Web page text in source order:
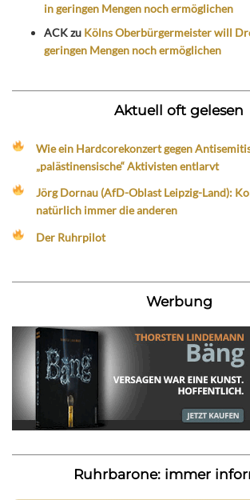
in geringen Mengen noch ermöglichen
ACKzu Kölns Oberbürgermeister will
geringen Mengen noch ermöglichen
Aktuell oft gelesen
Wie ein Hardcorekonzert gegen
„palästinensische“ Aktivisten entlarvt
Jörg Dornau (AfD-Oblast Leipzig-Land):
natürlich immer die anderen
Der Ruhrpilot
Werbung
Ruhrbarone: immer